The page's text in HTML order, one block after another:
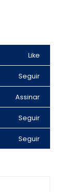
Like
Seguir
Assinar
Seguir
Seguir